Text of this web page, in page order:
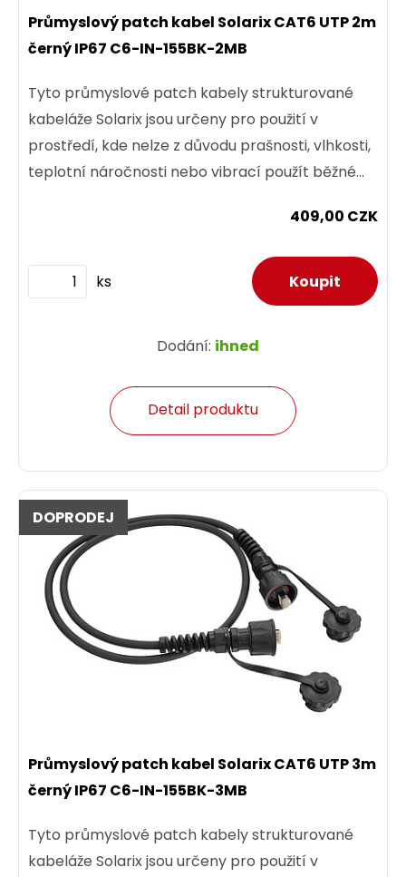
Průmyslový patch kabel Solarix CAT6 UTP 2m
černý IP67 C6-IN-155BK-2MB
Tyto průmyslové patch kabely strukturované
kabeláže Solarix jsou určeny pro použití v
prostředí, kde nelze z důvodu prašnosti, vlhkosti,
teplotní náročnosti nebo vibrací použít běžné
409,00 CZK
ks
Dodání: ihned
Detail produktu
DOPRODEJ
Průmyslový patch kabel Solarix CAT6 UTP 3m
černý IP67 C6-IN-155BK-3MB
Tyto průmyslové patch kabely strukturované
kabeláže Solarix jsou určeny pro použití v